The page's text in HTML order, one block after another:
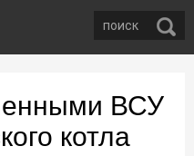
ВСУ
котла